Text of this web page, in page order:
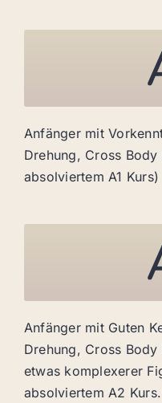
Anfänger mit
Drehung, Cross
absolviertem A1 Kurs)
Anfänger mit Guten
Drehung, Cross
etwas komplexerer
absolviertem A2